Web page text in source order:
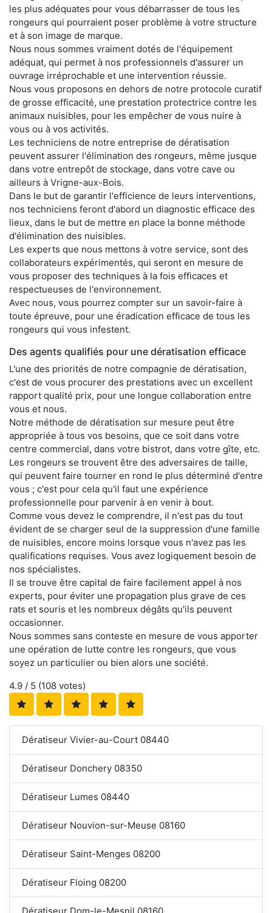
les plus adéquates pour vous débarrasser de tous les
rongeurs qui pourraient poser problème à votre structure
et à son image de marque.
Nous nous sommes vraiment dotés de l'équipement
adéquat, qui permet à nos professionnels d'assurer un
ouvrage irréprochable et une intervention réussie.
Nous vous proposons en dehors de notre protocole curatif
de grosse efficacité, une prestation protectrice contre les
animaux nuisibles, pour les empêcher de vous nuire à
vous ou à vos activités.
Les techniciens de notre entreprise de dératisation
peuvent assurer l'élimination des rongeurs, même jusque
dans votre entrepôt de stockage, dans votre cave ou
ailleurs à Vrigne-aux-Bois.
Dans le but de garantir l'efficience de leurs interventions,
nos techniciens feront d'abord un diagnostic efficace des
lieux, dans le but de mettre en place la bonne méthode
d'élimination des nuisibles.
Les experts que nous mettons à votre service, sont des
collaborateurs expérimentés, qui seront en mesure de
vous proposer des techniques à la fois efficaces et
respectueuses de l'environnement.
Avec nous, vous pourrez compter sur un savoir-faire à
toute épreuve, pour une éradication efficace de tous les
rongeurs qui vous infestent.
Des agents qualifiés pour une dératisation efficace
L'une des priorités de notre compagnie de dératisation,
c'est de vous procurer des prestations avec un excellent
rapport qualité prix, pour une longue collaboration entre
vous et nous.
Notre méthode de dératisation sur mesure peut être
appropriée à tous vos besoins, que ce soit dans votre
centre commercial, dans votre bistrot, dans votre gîte, etc.
Les rongeurs se trouvent être des adversaires de taille,
qui peuvent faire tourner en rond le plus déterminé d'entre
vous ; c'est pour cela qu'il faut une expérience
professionnelle pour parvenir à en venir à bout.
Comme vous devez le comprendre, il n'est pas du tout
évident de se charger seul de la suppression d'une famille
de nuisibles, encore moins lorsque vous n'avez pas les
qualifications requises. Vous avez logiquement besoin de
nos spécialistes.
Il se trouve être capital de faire facilement appel à nos
experts, pour éviter une propagation plus grave de ces
rats et souris et les nombreux dégâts qu'ils peuvent
occasionner.
Nous sommes sans conteste en mesure de vous apporter
une opération de lutte contre les rongeurs, que vous
soyez un particulier ou bien alors une société.
4.9 / 5 (108 votes)
Dératiseur Vivier-au-Court 08440
Dératiseur Donchery 08350
Dératiseur Lumes 08440
Dératiseur Nouvion-sur-Meuse 08160
Dératiseur Saint-Menges 08200
Dératiseur Floing 08200